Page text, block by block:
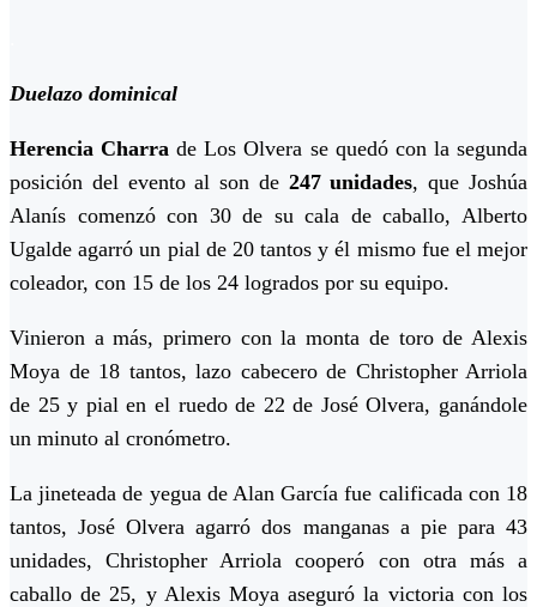
Duelazo dominical
Herencia Charra de Los Olvera se quedó con la segunda
posición del evento al son de 247 unidades, que Joshúa
Alanís comenzó con 30 de su cala de caballo, Alberto
Ugalde agarró un pial de 20 tantos y él mismo fue el mejor
coleador, con 15 de los 24 logrados por su equipo.
Vinieron a más, primero con la monta de toro de Alexis
Moya de 18 tantos, lazo cabecero de Christopher Arriola
de 25 y pial en el ruedo de 22 de José Olvera, ganándole
un minuto al cronómetro.
La jineteada de yegua de Alan García fue calificada con 18
tantos, José Olvera agarró dos manganas a pie para 43
unidades, Christopher Arriola cooperó con otra más a
caballo de 25, y Alexis Moya aseguró la victoria con los